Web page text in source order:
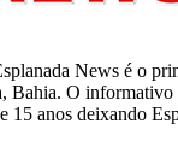
News é o
Bahia. O
15 anos deixando